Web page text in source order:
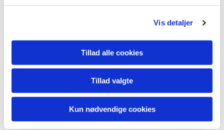
Vis detaljer
Tillad alle cookies
Tillad valgte
Kun nødvendige cookies